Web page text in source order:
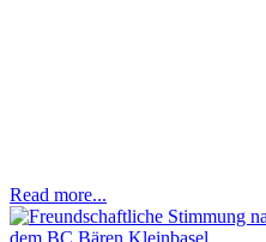
Read more...